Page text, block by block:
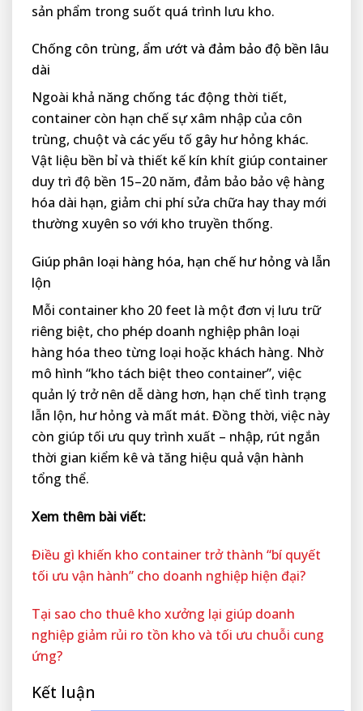
sản phẩm trong suốt quá trình lưu kho.
Chống côn trùng, ẩm ướt và đảm bảo độ bền lâu
dài
Ngoài khả năng chống tác động thời tiết,
container còn hạn chế sự xâm nhập của côn
trùng, chuột và các yếu tố gây hư hỏng khác.
Vật liệu bền bỉ và thiết kế kín khít giúp container
duy trì độ bền 15–20 năm, đảm bảo bảo vệ hàng
hóa dài hạn, giảm chi phí sửa chữa hay thay mới
thường xuyên so với kho truyền thống.
Giúp phân loại hàng hóa, hạn chế hư hỏng và lẫn
lộn
Mỗi container kho 20 feet là một đơn vị lưu trữ
riêng biệt, cho phép doanh nghiệp phân loại
hàng hóa theo từng loại hoặc khách hàng. Nhờ
mô hình “kho tách biệt theo container”, việc
quản lý trở nên dễ dàng hơn, hạn chế tình trạng
lẫn lộn, hư hỏng và mất mát. Đồng thời, việc này
còn giúp tối ưu quy trình xuất – nhập, rút ngắn
thời gian kiểm kê và tăng hiệu quả vận hành
tổng thể.
Xem thêm bài viết:
Điều gì khiến kho container trở thành “bí quyết
tối ưu vận hành” cho doanh nghiệp hiện đại?
Tại sao cho thuê kho xưởng lại giúp doanh
nghiệp giảm rủi ro tồn kho và tối ưu chuỗi cung
ứng?
Kết luận